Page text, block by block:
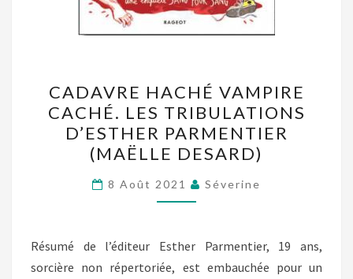
HACHÉ
VAMPIRE
CACHÉ.
LES
TRIBULATIONS
D’ESTHER
(MAËLLE
DESARD)
CADAVRE HACHÉ VAMPIRE
CACHÉ. LES TRIBULATIONS
D’ESTHER PARMENTIER
(MAËLLE DESARD)
8 Août 2021 Séverine
Résumé de l’éditeur Esther Parmentier, 19 ans,
sorcière non répertoriée, est embauchée pour un